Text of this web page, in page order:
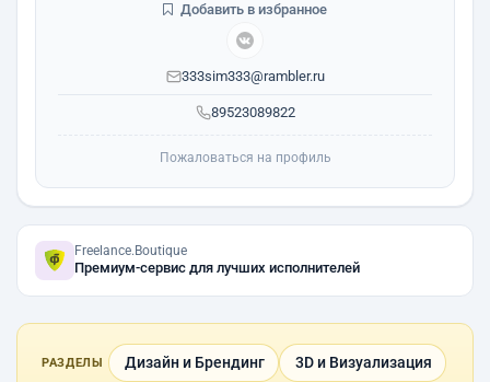
89523089822
333sim333@rambler.ru
Добавить в избранное
Пожаловаться на профиль
Freelance.Boutique
Премиум-сервис для лучших исполнителей
РАЗДЕЛЫ Дизайн и Брендинг 3D и Визуализация